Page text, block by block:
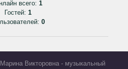
всего: 1
Гостей: 1
0
Викторовна - музыкальный